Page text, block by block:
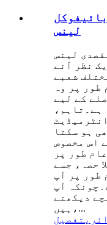
لینس
لینس
نظر آنے
لینس میں وژن کے 2 مختلف شعبے
پر وہ
کے لیے
ہے۔تاہم،
ہو سکتا
اس مخصوص
طور پر
حصہ، جسے
طور پر آپ
آپ
دیکھتے
ہیں،...
تفصیل